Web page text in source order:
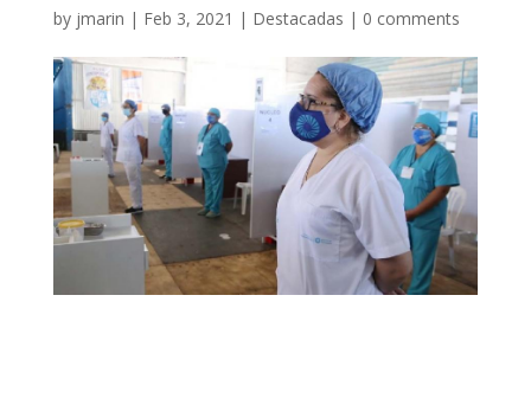
by jmarin | Feb 3, 2021 | Destacadas | 0 comments